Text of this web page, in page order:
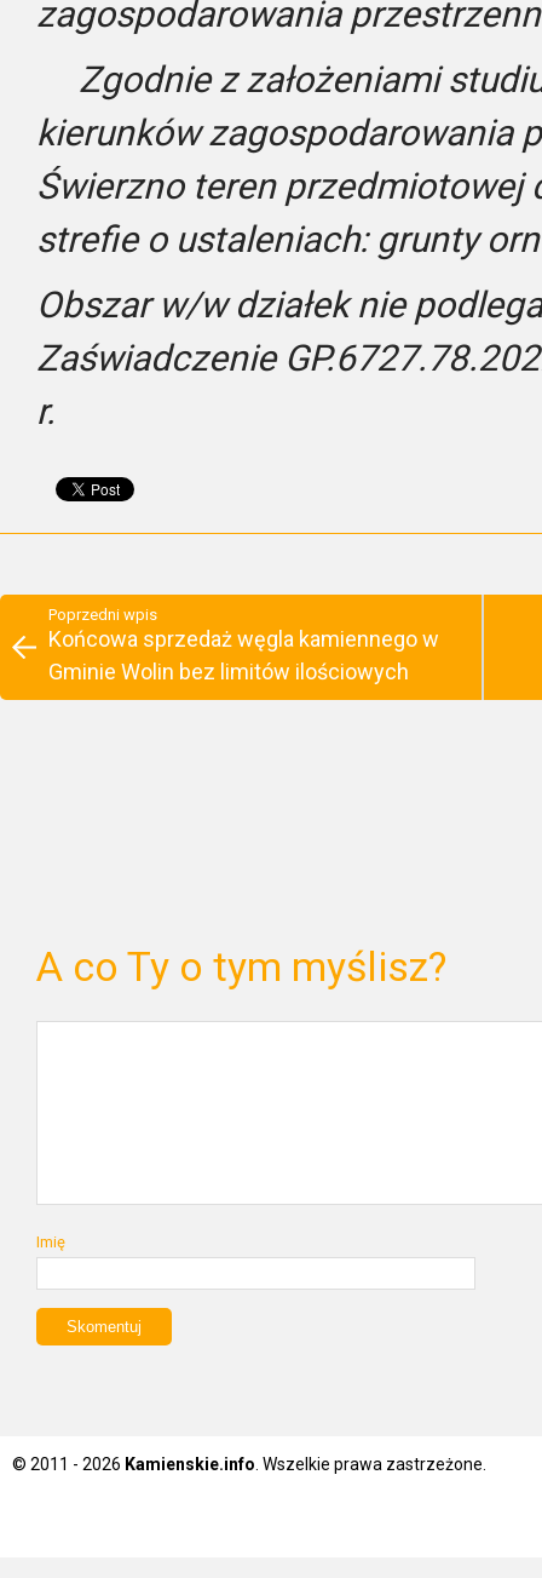
zagospodarowania
Zgodnie z założeniami
kierunków zagospodarowania
Świerzno teren przedmiotowej
strefie o ustaleniach: grunty
Obszar w/w działek nie
Zaświadczenie
r.
Poprzedni wpis
Końcowa sprzedaż węgla kamiennego w
Gminie Wolin bez limitów ilościowych
A co Ty o tym myślisz?
Imię
© 2011 - 2026 Kamienskie.info . Wszelkie prawa zastrzeżone.